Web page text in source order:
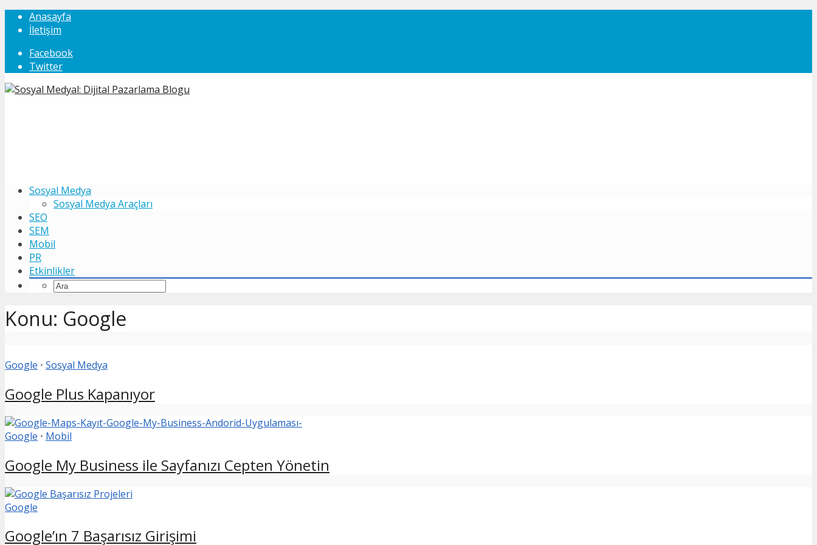
Anasayfa
İletişim
Facebook
Twitter
Sosyal Medya
Sosyal Medya Araçları
SEO
SEM
Mobil
PR
Etkinlikler
Konu: Google
Google • Sosyal Medya
Google Plus Kapanıyor
Google • Mobil
Google My Business ile Sayfanızı Cepten Yönetin
Google
Google’ın 7 Başarısız Girişimi